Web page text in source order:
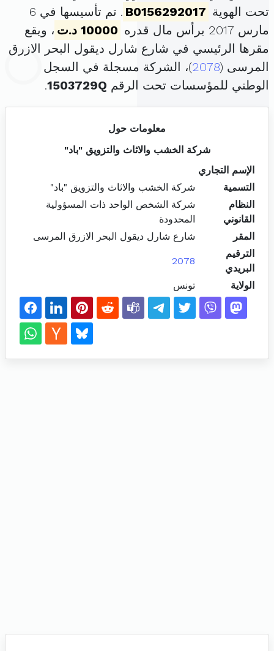
تحت الهوية B0156292017
. تم تأسيسها في 6
مارس 2017 برأس مال قدره
10000 د.ت
، ويقع
مقرها الرئيسي في شارع شارل ديقول البحر الازرق
المرسى (2078)، الشركة مسجلة في السجل
الوطني للمؤسسات تحت الرقم 1503729Q
.
معلومات حول
شركة الخشب والاثاث والتزويق "باد"
الإسم التجاري
التسمية
شركة الخشب والاثاث والتزويق "باد"
النظام
القانوني
شركة الشخص الواحد ذات المسؤولية
المحدودة
المقر
شارع شارل ديقول البحر الازرق المرسى
الترقيم
البريدي
2078
الولاية تونس